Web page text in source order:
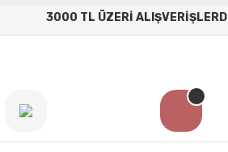
3000 TL ÜZERİ